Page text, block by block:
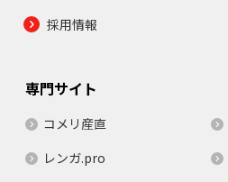
採用情報
専門サイト
コメリ産直
レンガ.pro